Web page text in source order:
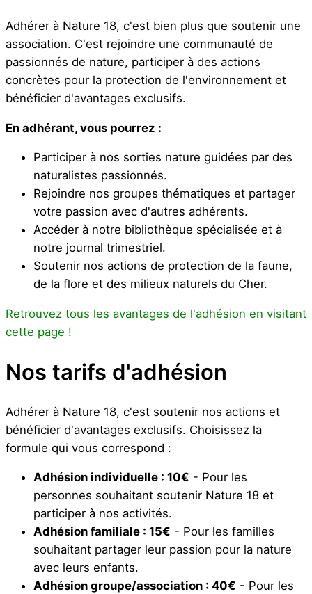
Adhérer à Nature 18, c'est bien plus que soutenir une
association. C'est rejoindre une communauté de
passionnés de nature, participer à des actions
concrètes pour la protection de l'environnement et
bénéficier d'avantages exclusifs.
En adhérant, vous pourrez :
Participer à nos sorties nature guidées par des
naturalistes passionnés.
Rejoindre nos groupes thématiques et partager
votre passion avec d'autres adhérents.
Accéder à notre bibliothèque spécialisée et à
notre journal trimestriel.
Soutenir nos actions de protection de la faune,
de la flore et des milieux naturels du Cher.
Retrouvez tous les avantages de l'adhésion en visitant
cette page !
Nos tarifs d'adhésion
Adhérer à Nature 18, c'est soutenir nos actions et
bénéficier d'avantages exclusifs. Choisissez la
formule qui vous correspond :
Adhésion individuelle : 10€ - Pour les
personnes souhaitant soutenir Nature 18 et
participer à nos activités.
Adhésion familiale : 15€ - Pour les familles
souhaitant partager leur passion pour la nature
avec leurs enfants.
Adhésion groupe/association : 40€ - Pour les